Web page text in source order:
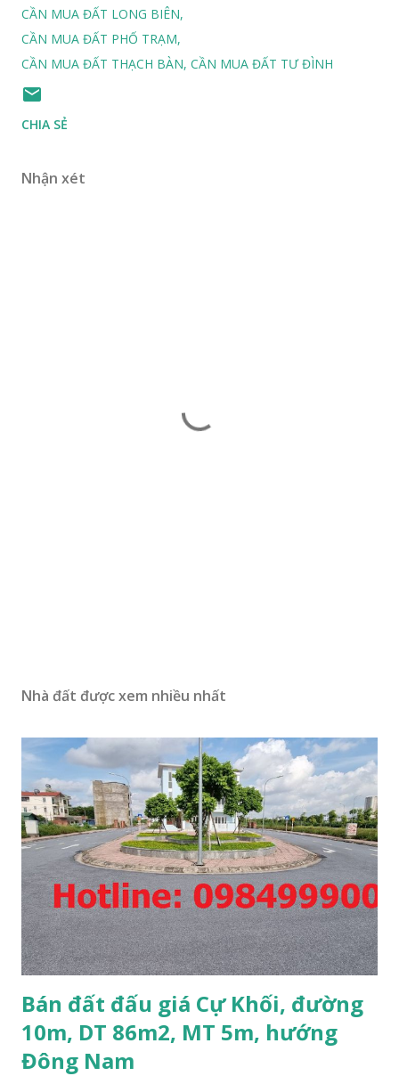
CẦN MUA ĐẤT LONG BIÊN
CẦN MUA ĐẤT PHỐ TRẠM
CẦN MUA ĐẤT THẠCH BÀN CẦN MUA ĐẤT TƯ ĐÌNH
CHIA SẺ
Nhận xét
Nhà đất được xem nhiều nhất
Bán đất đấu giá Cự Khối, đường
10m, DT 86m2, MT 5m, hướng
Đông Nam